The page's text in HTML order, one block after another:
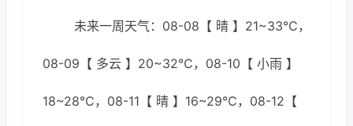
未来一周天气：08-08【 晴 】21~33℃，
08-09【 多云 】20~32℃，08-10【 小雨 】
18~28℃，08-11【 晴 】16~29℃，08-12【